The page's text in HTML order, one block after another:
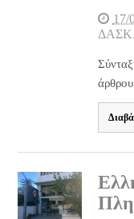
17/